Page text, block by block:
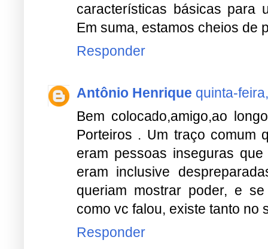
características básicas para
Em suma, estamos cheios de
Responder
Antônio Henrique quinta-
Bem colocado,amigo,ao
Porteiros . Um traço comum
eram pessoas inseguras
eram inclusive
queriam mostrar poder, e
como vc falou, existe tanto no
Responder